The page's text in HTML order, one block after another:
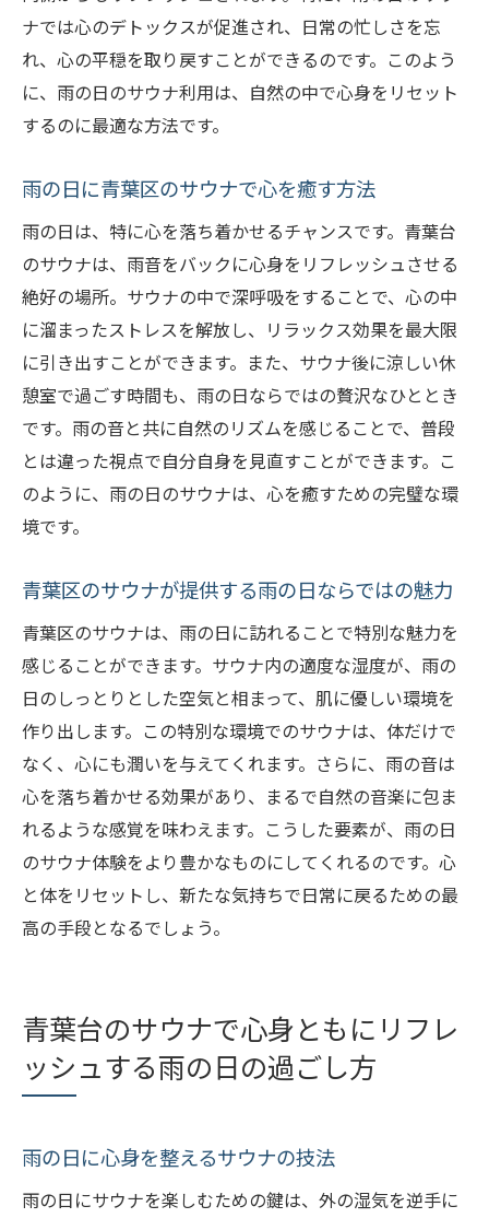
ナでは心のデトックスが促進され、日常の忙しさを忘
れ、心の平穏を取り戻すことができるのです。このよう
に、雨の日のサウナ利用は、自然の中で心身をリセット
するのに最適な方法です。
雨の日に青葉区のサウナで心を癒す方法
雨の日は、特に心を落ち着かせるチャンスです。青葉台
のサウナは、雨音をバックに心身をリフレッシュさせる
絶好の場所。サウナの中で深呼吸をすることで、心の中
に溜まったストレスを解放し、リラックス効果を最大限
に引き出すことができます。また、サウナ後に涼しい休
憩室で過ごす時間も、雨の日ならではの贅沢なひととき
です。雨の音と共に自然のリズムを感じることで、普段
とは違った視点で自分自身を見直すことができます。こ
のように、雨の日のサウナは、心を癒すための完璧な環
境です。
青葉区のサウナが提供する雨の日ならではの魅力
青葉区のサウナは、雨の日に訪れることで特別な魅力を
感じることができます。サウナ内の適度な湿度が、雨の
日のしっとりとした空気と相まって、肌に優しい環境を
作り出します。この特別な環境でのサウナは、体だけで
なく、心にも潤いを与えてくれます。さらに、雨の音は
心を落ち着かせる効果があり、まるで自然の音楽に包ま
れるような感覚を味わえます。こうした要素が、雨の日
のサウナ体験をより豊かなものにしてくれるのです。心
と体をリセットし、新たな気持ちで日常に戻るための最
高の手段となるでしょう。
青葉台のサウナで心身ともにリフレ
ッシュする雨の日の過ごし方
雨の日に心身を整えるサウナの技法
雨の日にサウナを楽しむための鍵は、外の湿気を逆手に